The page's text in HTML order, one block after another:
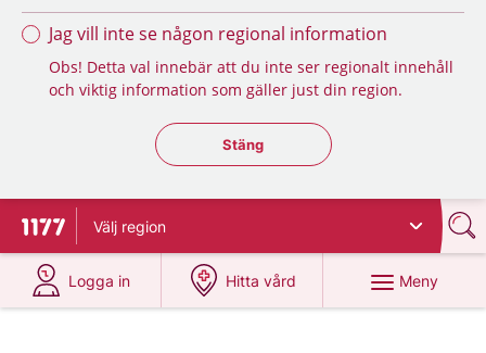
Jag vill inte se någon regional information
Obs! Detta val innebär att du inte ser regionalt innehåll
och viktig information som gäller just din region.
Stäng regionsväljaren
Stäng
Till startsidan för 1177
Välj region
Logga in
på 1177.se
Hitta vård
på 1177.se
Meny